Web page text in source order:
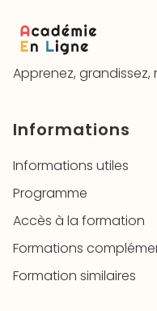
Apprenez, grandissez,
Informations
Informations utiles
Programme
Accès à la formation
Formations
Formation similaires